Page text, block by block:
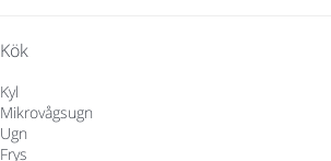
Kök
Kyl
Mikrovågsugn
Ugn
Frys